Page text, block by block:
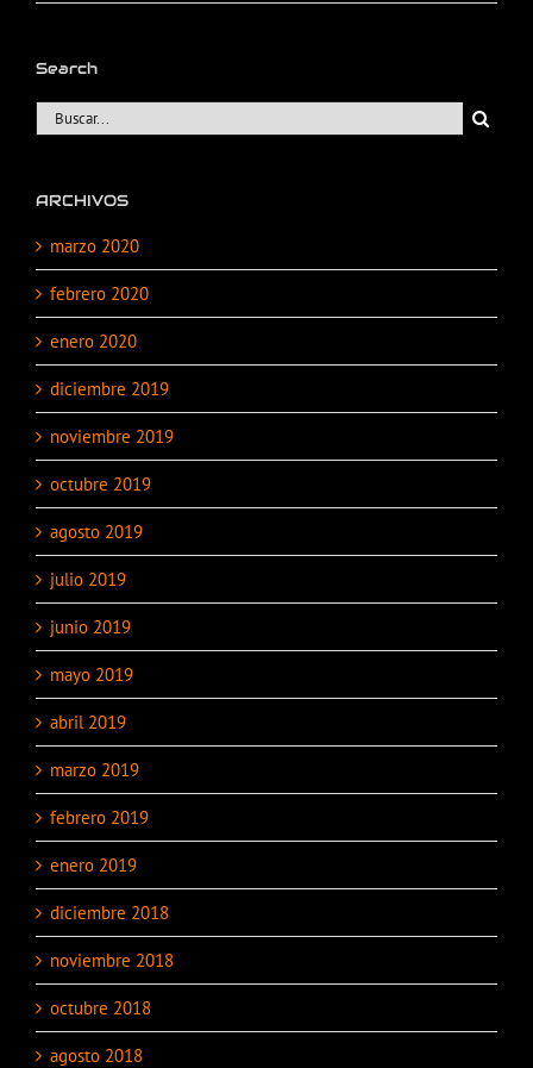
Search
Buscar:
ARCHIVOS
marzo 2020
febrero 2020
enero 2020
diciembre 2019
noviembre 2019
octubre 2019
agosto 2019
julio 2019
junio 2019
mayo 2019
abril 2019
marzo 2019
febrero 2019
enero 2019
diciembre 2018
noviembre 2018
octubre 2018
agosto 2018